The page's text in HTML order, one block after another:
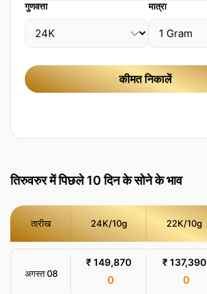
गुणवत्ता मात्रा
कीमत निकालें
तिरुवरुर में पिछले 10 दिन के सोने के भाव
तारीख 24K/10g 22K/10g
अगस्त 08
₹ 149,870
0
₹ 137,390
0